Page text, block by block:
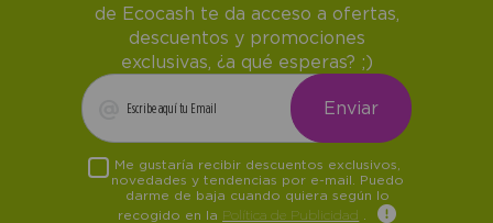
de Ecocash te da acceso a ofertas,
descuentos y promociones
exclusivas, ¿a qué esperas? ;)
Me gustaría recibir descuentos exclusivos,
novedades y tendencias por e-mail. Puedo
darme de baja cuando quiera según lo
recogido en la Política de Publicidad